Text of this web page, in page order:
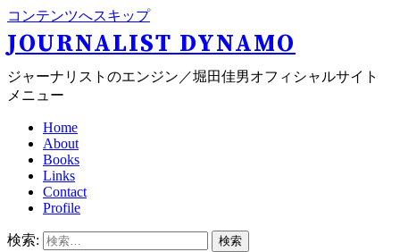
コンテンツへスキップ
JOURNALIST DYNAMO
ジャーナリストのエンジン／堀田佳男オフィシャルサイト
メニュー
Home
About
Books
Links
Contact
Profile
検索: